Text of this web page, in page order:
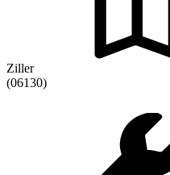
Ziller
(06130)